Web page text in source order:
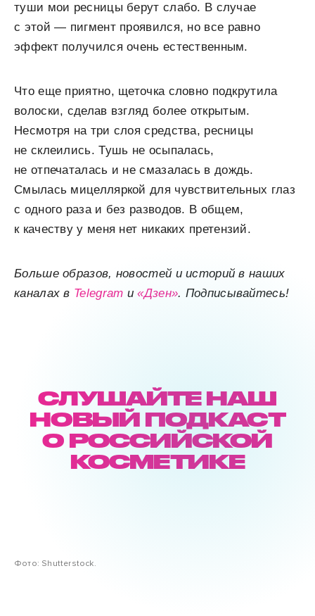
туши мои ресницы берут слабо. В случае
с этой — пигмент проявился, но все равно
эффект получился очень естественным.
Что еще приятно, щеточка словно подкрутила
волоски, сделав взгляд более открытым.
Несмотря на три слоя средства, ресницы
не склеились. Тушь не осыпалась,
не отпечаталась и не смазалась в дождь.
Смылась мицелляркой для чувствительных глаз
с одного раза и без разводов. В общем,
к качеству у меня нет никаких претензий.
Больше образов, новостей и историй в наших
каналах в Telegram и«Дзен». Подписывайтесь!
СЛУШАЙТЕ НАШ
НОВЫЙ ПОДКАСТ
О РОССИЙСКОЙ
КОСМЕТИКЕ
Фото: Shutterstock.